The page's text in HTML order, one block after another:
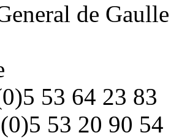
de Gaulle
53 64 23 83
53 20 90 54